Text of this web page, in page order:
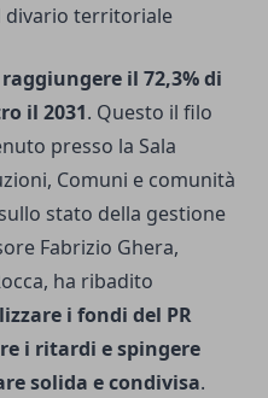
divario territoriale
il 72,3% di
il 2031. Questo il filo
presso la Sala
Comuni e comunità
stato della gestione
Fabrizio Ghera,
ha ribadito
i fondi del PR
i ritardi e spingere
solida e condivisa.